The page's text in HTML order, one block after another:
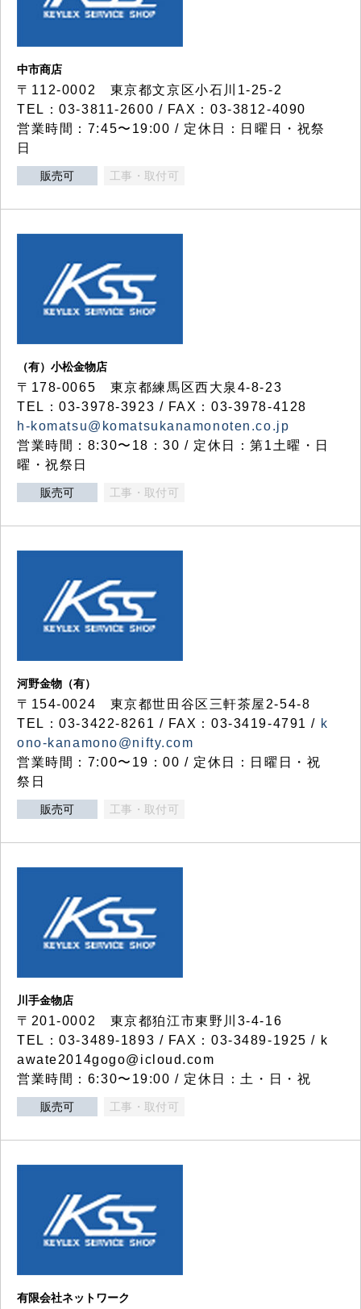
中市商店
〒112-0002 東京都文京区小石川1-25-2
TEL：03-3811-2600 / FAX：03-3812-4090
営業時間：7:45〜19:00 / 定休日：日曜日・祝祭
日
販売可 工事・取付可
（有）小松金物店
〒178-0065 東京都練馬区西大泉4-8-23
TEL：03-3978-3923 / FAX：03-3978-4128
h-komatsu@komatsukanamonoten.co.jp
営業時間：8:30〜18：30 / 定休日：第1土曜・日
曜・祝祭日
販売可 工事・取付可
河野金物（有）
〒154-0024 東京都世田谷区三軒茶屋2-54-8
TEL：03-3422-8261 / FAX：03-3419-4791 / k
ono-kanamono@nifty.com
営業時間：7:00〜19：00 / 定休日：日曜日・祝
祭日
販売可 工事・取付可
川手金物店
〒201-0002 東京都狛江市東野川3-4-16
TEL：03-3489-1893 / FAX：03-3489-1925 / k
awate2014gogo@icloud.com
営業時間：6:30〜19:00 / 定休日：土・日・祝
販売可 工事・取付可
有限会社ネットワーク